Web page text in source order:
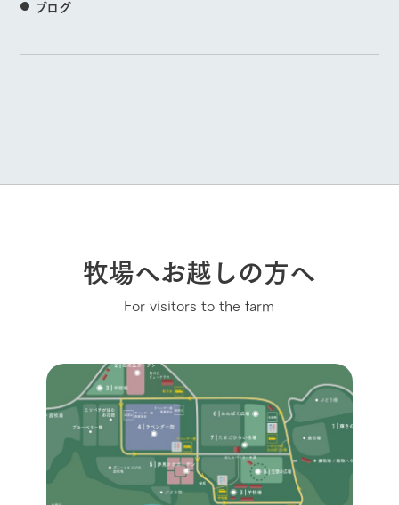
ブログ
牧場へお越しの方へ
For visitors to the farm